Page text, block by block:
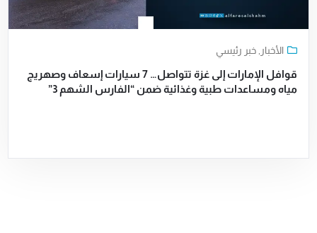
الأخبار ,خبر رئيسي
قوافل الإمارات إلى غزة تتواصل… 7 سيارات إسعاف وصهريج
مياه ومساعدات طبية وغذائية ضمن “الفارس الشهم 3”